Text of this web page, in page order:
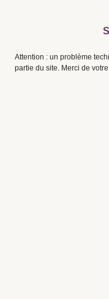
Attention : un problème
partie du site. Merci de